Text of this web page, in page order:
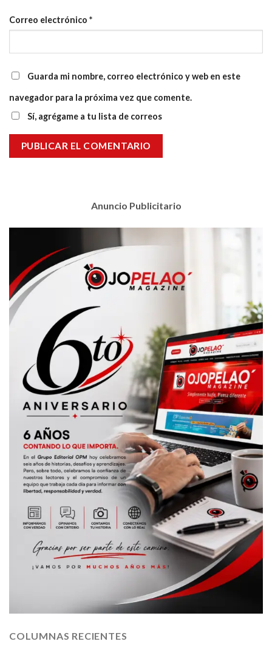
Correo electrónico *
Guarda mi nombre, correo electrónico y web en este
navegador para la próxima vez que comente.
Sí, agrégame a tu lista de correos
Anuncio Publicitario
COLUMNAS RECIENTES